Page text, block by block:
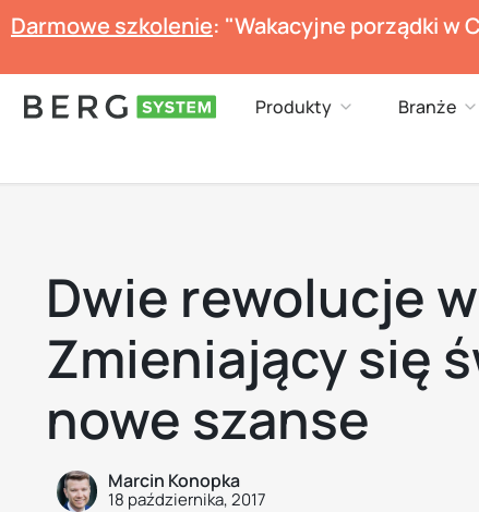
doDarmowe szkolenie: "Wakacyjne porządki w
Produkty Open Produkty
Branże
Dwie rewolucje
Zmieniający się
nowe szanse
Marcin Konopka
18 października, 2017